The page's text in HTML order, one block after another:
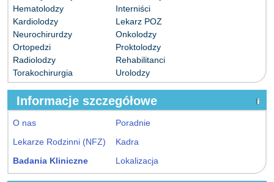
Hematolodzy
Interniści
Kardiolodzy
Lekarz POZ
Neurochirurdzy
Onkolodzy
Ortopedzi
Proktolodzy
Radiolodzy
Rehabilitanci
Torakochirurgia
Urolodzy
Informacje szczegółowe
O nas
Poradnie
Lekarze Rodzinni (NFZ)
Kadra
Badania Kliniczne
Lokalizacja